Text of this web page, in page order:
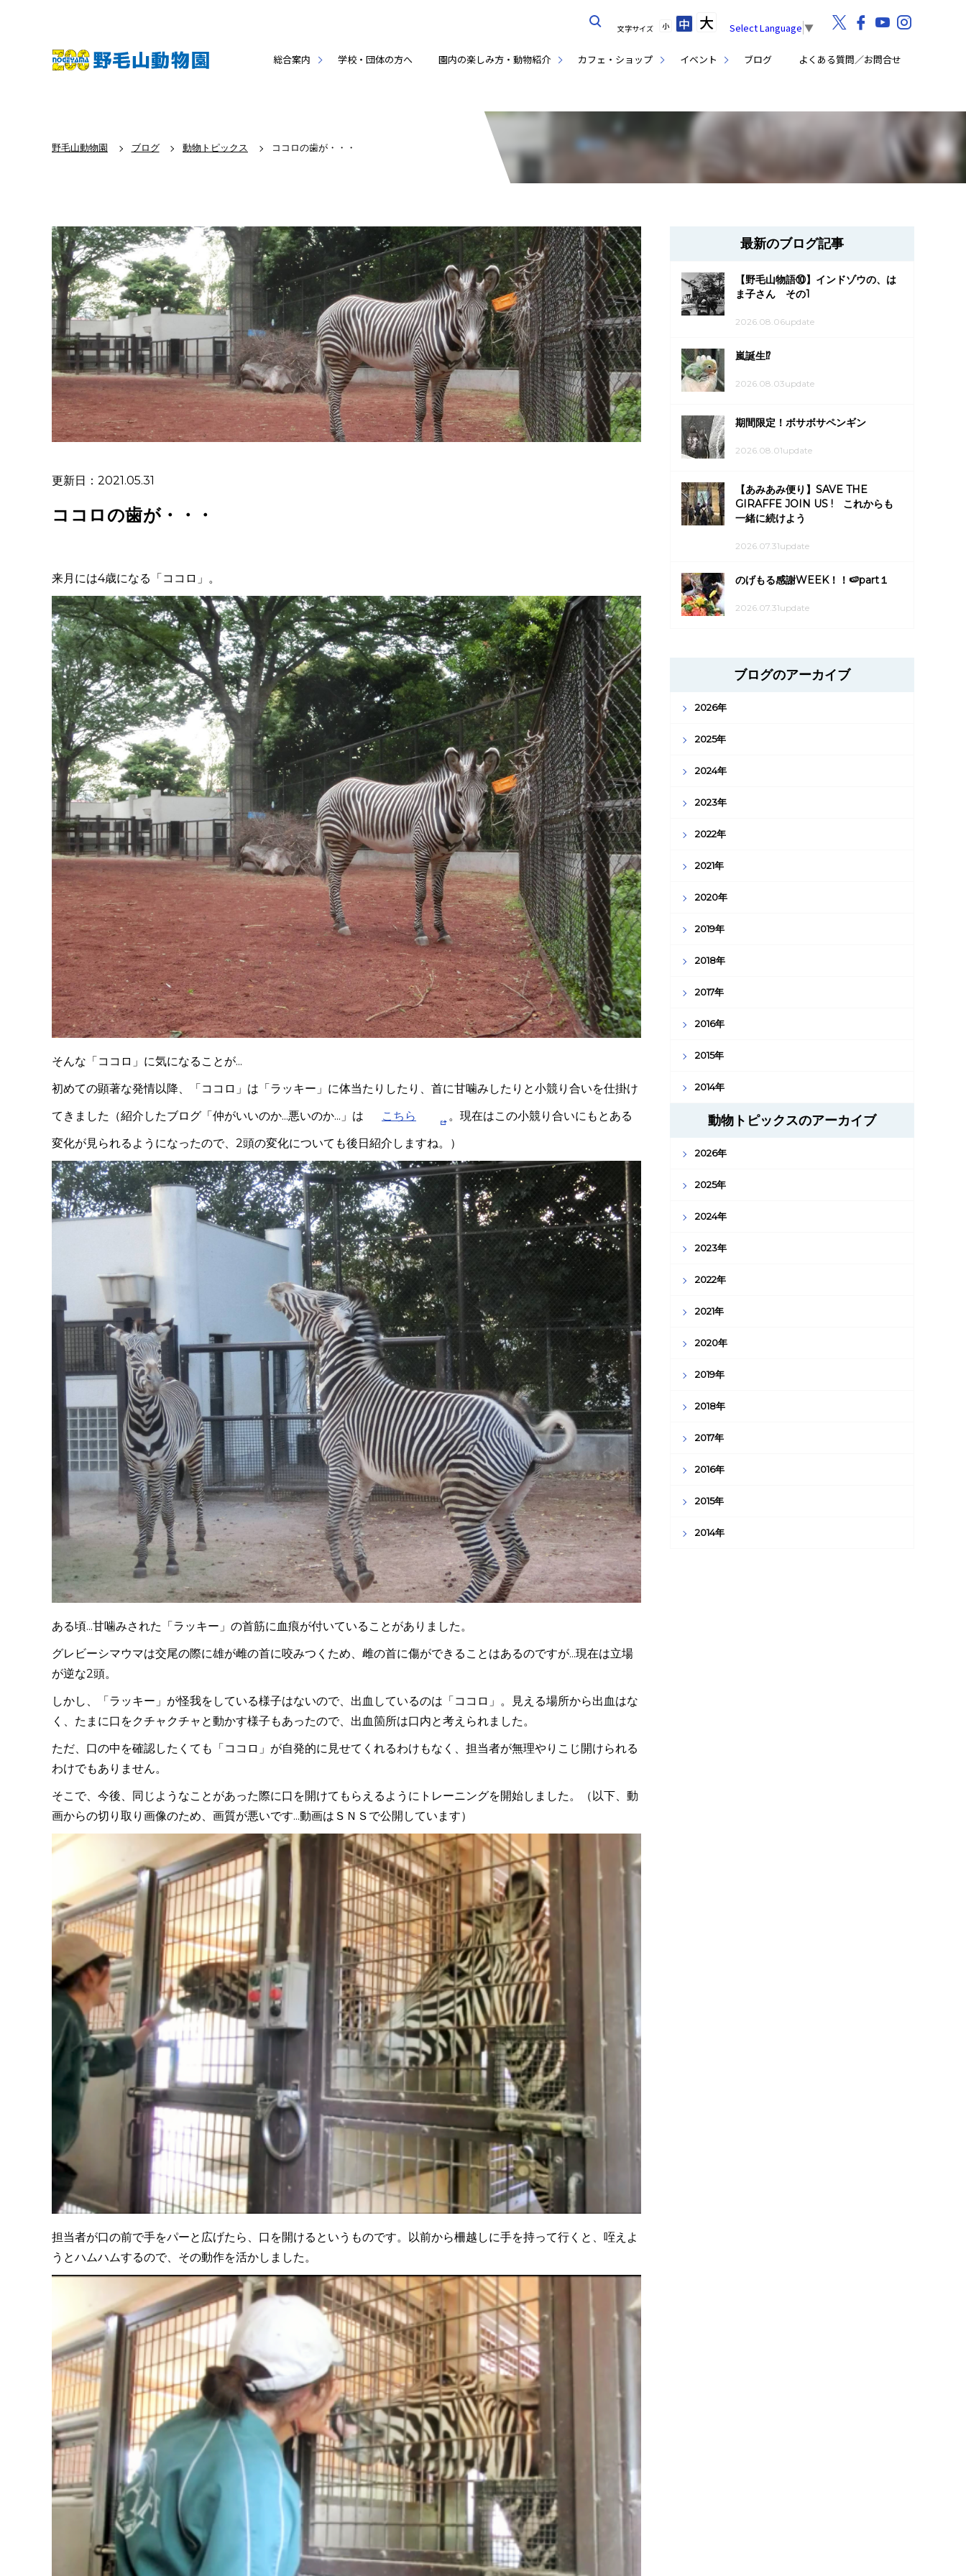
総合案内 学校・団体の方へ 園内の楽しみ方・動物紹介 カフェ・ショップ イベント ブログ よくある質問／お問合せ
文字サイズ 小 中 大 Select Language ▼
野毛山動物園 ブログ 動物トピックス ココロの歯が・・・
更新日：2021.05.31
ココロの歯が・・・
来月には4歳になる「ココロ」。
そんな「ココロ」に気になることが...
初めての顕著な発情以降、「ココロ」は「ラッキー」に体当たりしたり、首に甘噛みしたりと小競り合いを仕掛け
てきました（紹介したブログ「仲がいいのか...悪いのか...」は
こちら
。現在はこの小競り合いにもとある
変化が見られるようになったので、 2頭の変化についても後日紹介しますね。）
ある頃...甘噛みされた「ラッキー」の首筋に血痕が付いていることがありました。
グレビーシマウマは交尾の際に雄が雌の首に咬みつくため、雌の首に傷ができることはあるのですが...現在は立場
が逆な2頭。
しかし、「ラッキー」が怪我をしている様子はないので、出血しているのは「ココロ」。見える場所から出血はな
く、たまに口をクチャクチャと動かす様子もあったので、出血箇所は口内と考えられました。
ただ、口の中を確認したくても「ココロ」が自発的に見せてくれるわけもなく、担当者が無理やりこじ開けられる
わけでもありません。
そこで、今後、同じようなことがあった際に口を開けてもらえるようにトレーニングを開始しました。（以下、動
画からの切り取り画像のため、画質が悪いです...動画はＳＮＳで公開しています）
担当者が口の前で手をパーと広げたら、口を開けるというものです。以前から柵越しに手を持って行くと、咥えよ
うとハムハムするので、その動作を活かしました。
最新のブログ記事
【野毛山物語⑩】インドゾウの、は
ま子さん その1
2026.08.06update
嵐誕生⁉
2026.08.03update
期間限定！ボサボサペンギン
2026.08.01update
【あみあみ便り】SAVE THE
GIRAFFE JOIN US ! これからも
一緒に続けよう
2026.07.31update
のげもる感謝WEEK！！🍉part１
2026.07.31update
ブログのアーカイブ
2026年
2025年
2024年
2023年
2022年
2021年
2020年
2019年
2018年
2017年
2016年
2015年
2014年
動物トピックスのアーカイブ
2026年
2025年
2024年
2023年
2022年
2021年
2020年
2019年
2018年
2017年
2016年
2015年
2014年